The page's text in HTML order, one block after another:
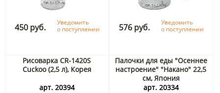
450 руб.
Уведомить
о поступлении
576 руб.
Уведомить
о поступлении
Рисоварка CR-1420S
Cuckoo (2,5 л), Корея
арт. 20394
Палочки для еды "Осеннее
настроение" "Накано" 22,5
см, Япония
арт. 20334